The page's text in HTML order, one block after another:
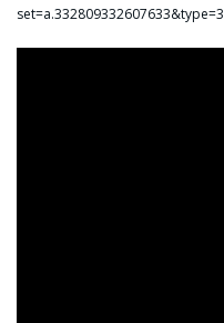
set=a.332809332607633&type=3